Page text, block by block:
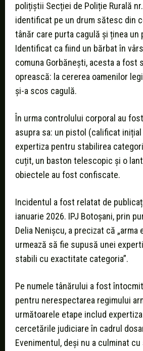
polițiștii Secției de Poliție Rurală
identificat pe un drum sătesc din
tânăr care purta cagulă și ținea un
Identificat ca fiind un bărbat în
comuna Gorbănești, acesta a fost
oprească: la cererea oamenilor
și-a scos cagulă.
În urma controlului corporal au
asupra sa: un pistol (calificat inițial
expertiza pentru stabilirea
cuțit, un baston telescopic și o
obiectele au fost confiscate.
Incidentul a fost relatat de
ianuarie 2026. IPJ Botoșani, prin
Delia Nenișcu, a precizat că „arma
urmează să fie supusă unei
stabili cu exactitate categoria”.
Pe numele tânărului a fost
pentru nerespectarea regimului
următoarele etape includ
cercetările judiciare în cadrul
Evenimentul, deși nu a culminat